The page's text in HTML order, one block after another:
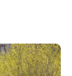
Palencia